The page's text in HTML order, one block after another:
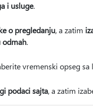
i usluge.
o pregledanju, a zatim
odmah.
vremenski opseg sa
podaci sajta, a zatim